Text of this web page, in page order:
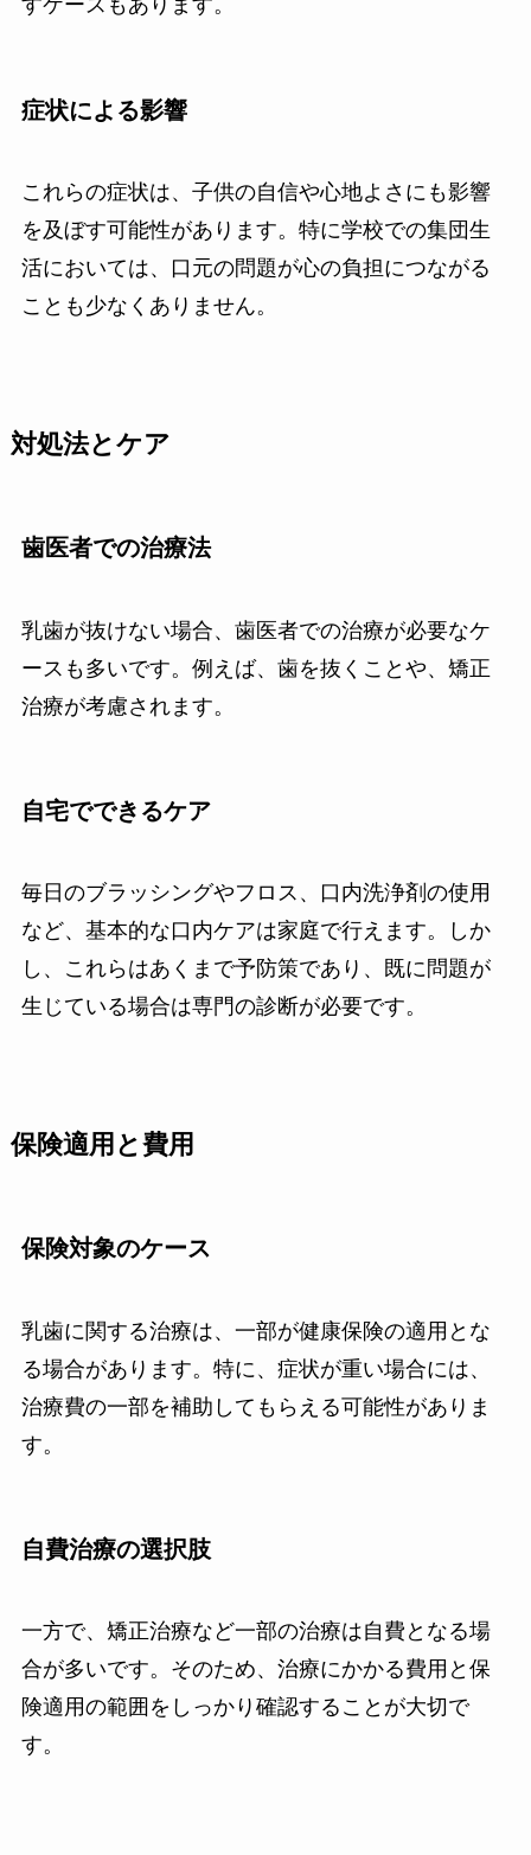
すケースもあります。
症状による影響
これらの症状は、子供の自信や心地よさにも影響
を及ぼす可能性があります。特に学校での集団生
活においては、口元の問題が心の負担につながる
ことも少なくありません。
対処法とケア
歯医者での治療法
乳歯が抜けない場合、歯医者での治療が必要なケ
ースも多いです。例えば、歯を抜くことや、矯正
治療が考慮されます。
自宅でできるケア
毎日のブラッシングやフロス、口内洗浄剤の使用
など、基本的な口内ケアは家庭で行えます。しか
し、これらはあくまで予防策であり、既に問題が
生じている場合は専門の診断が必要です。
保険適用と費用
保険対象のケース
乳歯に関する治療は、一部が健康保険の適用とな
る場合があります。特に、症状が重い場合には、
治療費の一部を補助してもらえる可能性がありま
す。
自費治療の選択肢
一方で、矯正治療など一部の治療は自費となる場
合が多いです。そのため、治療にかかる費用と保
険適用の範囲をしっかり確認することが大切で
す。